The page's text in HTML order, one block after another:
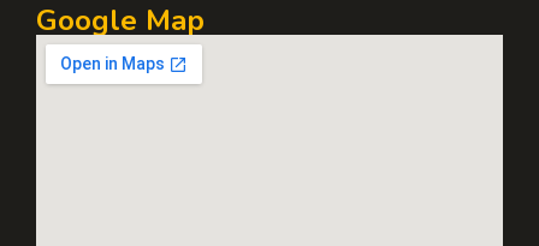
Google Map